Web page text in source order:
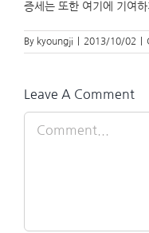
증세는 또한 여기에 기여하
By kyoungji 2013/10/02
Leave A Comment